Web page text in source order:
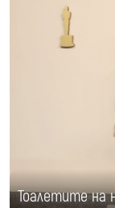
Тоалетите на